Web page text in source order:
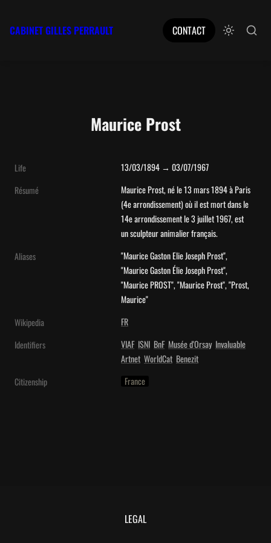
CABINET GILLES PERRAULT CONTACT
Maurice Prost
Life
13/03/1894 → 03/07/1967
Résumé
Maurice Prost, né le 13 mars 1894 à Paris
(4e arrondissement) où il est mort dans le
14e arrondissement le 3 juillet 1967, est
un sculpteur animalier français.
Aliases
"Maurice Gaston Elie Joseph Prost",
"Maurice Gaston Élie Joseph Prost",
"Maurice PROST", "Maurice Prost", "Prost,
Maurice"
Wikipedia
FR
Identifiers
VIAF ISNI BnF Musée d'Orsay Invaluable
Artnet WorldCat Benezit
Citizenship
France
LEGAL